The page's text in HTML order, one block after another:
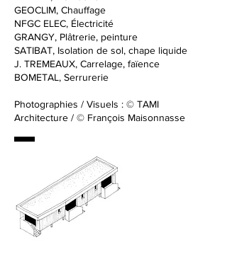
GEOCLIM, Chauffage
NFGC ELEC, Électricité
GRANGY, Plâtrerie, peinture
SATIBAT, Isolation de sol, chape liquide
J. TREMEAUX, Carrelage, faïence
BOMETAL, Serrurerie
Photographies / Visuels : © TAMI
Architecture / © François Maisonnasse